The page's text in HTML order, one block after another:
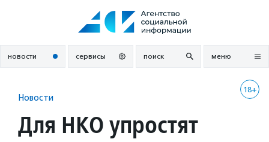
новости сервисы поиск меню
18+
Новости
Для НКО упростят